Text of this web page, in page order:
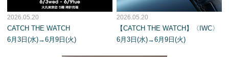
2026.05.20
CATCH THE WATCH
6月3日(水)→6月9日(火)
2026.05.20
【CATCH THE WATCH】〈IWC〉
6月3日(水)→6月9日(火)